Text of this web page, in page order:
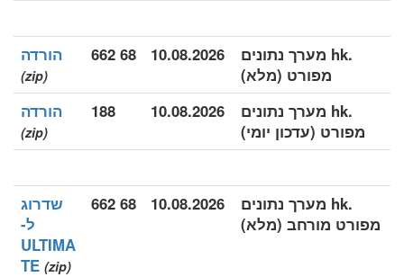
.hk מערך נתונים
מפורט (מלא)
10.08.2026
68 662 הורדה
(zip)
.hk מערך נתונים
מפורט (עדכון יומי)
10.08.2026
188 הורדה
(zip)
.hk מערך נתונים
מפורט מורחב (מלא)
10.08.2026
68 662
שדרוג
ל-
ULTIMA
TE (zip)